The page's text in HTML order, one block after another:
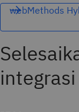
webMethods